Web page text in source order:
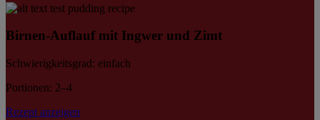
Birnen-Auflauf mit Ingwer und Zimt
Schwierigkeitsgrad: einfach
Portionen: 2–4
Rezept anzeigen